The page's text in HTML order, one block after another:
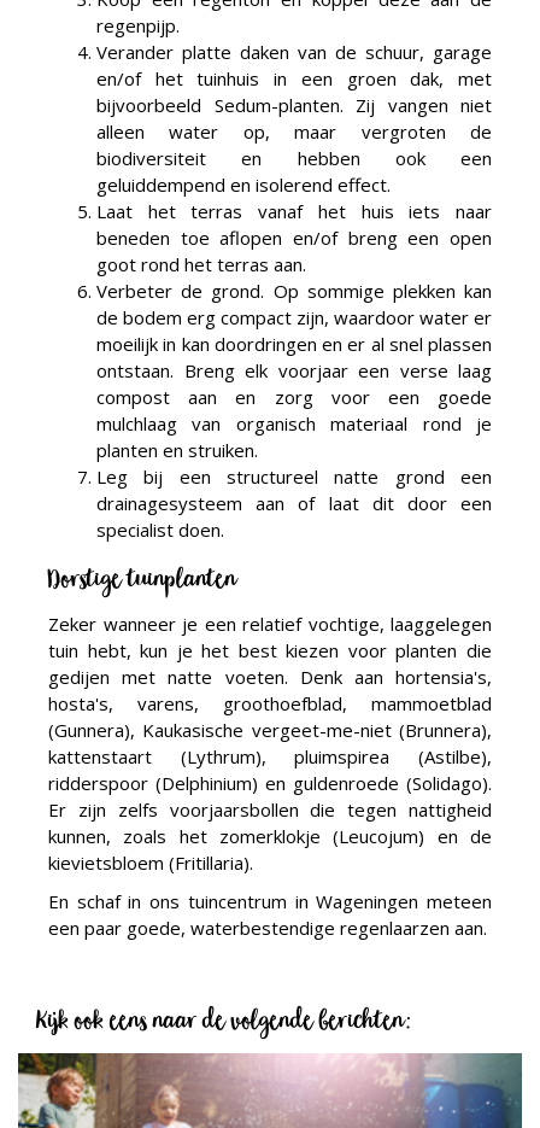
regenpijp.
Verander platte daken van de schuur, garage
en/of het tuinhuis in een groen dak, met
bijvoorbeeld Sedum-planten. Zij vangen niet
alleen water op, maar vergroten de
biodiversiteit en hebben ook een
geluiddempend en isolerend effect.
Laat het terras vanaf het huis iets naar
beneden toe aflopen en/of breng een open
goot rond het terras aan.
Verbeter de grond. Op sommige plekken kan
de bodem erg compact zijn, waardoor water er
moeilijk in kan doordringen en er al snel plassen
ontstaan. Breng elk voorjaar een verse laag
compost aan en zorg voor een goede
mulchlaag van organisch materiaal rond je
planten en struiken.
Leg bij een structureel natte grond een
drainagesysteem aan of laat dit door een
specialist doen.
Dorstige tuinplanten
Zeker wanneer je een relatief vochtige, laaggelegen
tuin hebt, kun je het best kiezen voor planten die
gedijen met natte voeten. Denk aan hortensia's,
hosta's, varens, groothoefblad, mammoetblad
(Gunnera), Kaukasische vergeet-me-niet (Brunnera),
kattenstaart (Lythrum), pluimspirea (Astilbe),
ridderspoor (Delphinium) en guldenroede (Solidago).
Er zijn zelfs voorjaarsbollen die tegen nattigheid
kunnen, zoals het zomerklokje (Leucojum) en de
kievietsbloem (Fritillaria).
En schaf in ons tuincentrum in Wageningen meteen
een paar goede, waterbestendige regenlaarzen aan.
Kijk ook eens naar de volgende berichten: